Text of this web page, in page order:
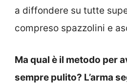
a diffondere su tutte
compreso spazzolini e
Ma qual è il metodo per
sempre pulito? L’arma